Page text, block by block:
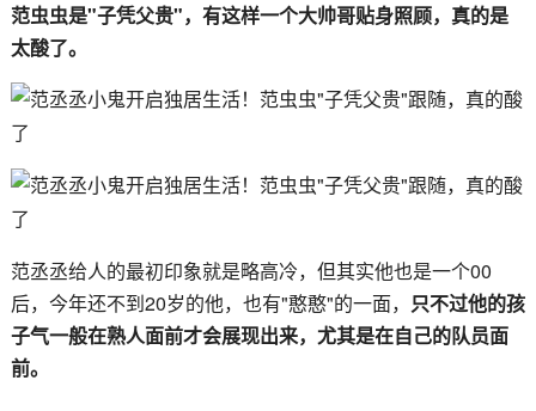
范虫虫是"子凭父贵"，有这样一个大帅哥贴身照顾，真的是
太酸了。
范丞丞给人的最初印象就是略高冷，但其实他也是一个00
后，今年还不到20岁的他，也有"憨憨"的一面， 只不过他的孩
子气一般在熟人面前才会展现出来，尤其是在自己的队员面
前。